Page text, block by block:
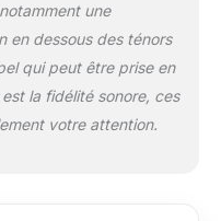
une
en dessous des ténors
qui peut être prise en
la fidélité sonore, ces
votre attention.